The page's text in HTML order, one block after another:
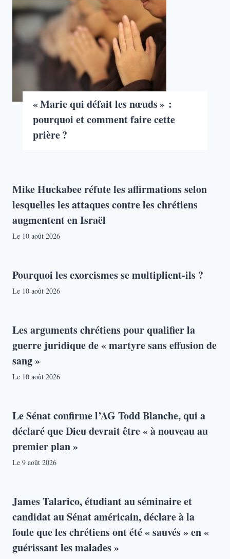
« Marie qui défait les nœuds » :
pourquoi et comment faire cette
prière ?
Mike Huckabee réfute les affirmations selon
lesquelles les attaques contre les chrétiens
augmentent en Israël
Le 10 août 2026
Pourquoi les exorcismes se multiplient-ils ?
Le 10 août 2026
Les arguments chrétiens pour qualifier la
guerre juridique de « martyre sans effusion de
sang »
Le 10 août 2026
Le Sénat confirme l’AG Todd Blanche, qui a
déclaré que Dieu devrait être « à nouveau au
premier plan »
Le 9 août 2026
James Talarico, étudiant au séminaire et
candidat au Sénat américain, déclare à la
foule que les chrétiens ont été « sauvés » en «
guérissant les malades »